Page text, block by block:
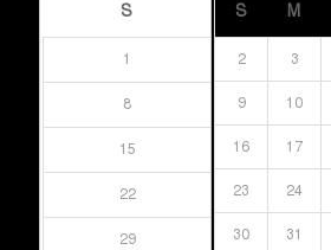
S M
2 3
9 10
16 17
23 24
30 31
S
1
8
15
22
29